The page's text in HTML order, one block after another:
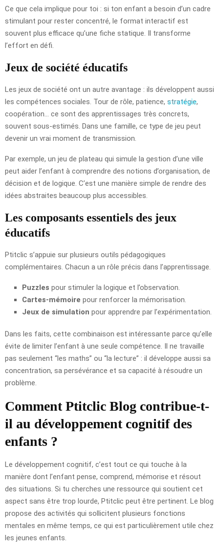
Ce que cela implique pour toi : si ton enfant a besoin d’un cadre
stimulant pour rester concentré, le format interactif est
souvent plus efficace qu’une fiche statique. Il transforme
l’effort en défi.
Jeux de société éducatifs
Les jeux de société ont un autre avantage : ils développent aussi
les compétences sociales. Tour de rôle, patience, stratégie,
coopération… ce sont des apprentissages très concrets,
souvent sous-estimés. Dans une famille, ce type de jeu peut
devenir un vrai moment de transmission.
Par exemple, un jeu de plateau qui simule la gestion d’une ville
peut aider l’enfant à comprendre des notions d’organisation, de
décision et de logique. C’est une manière simple de rendre des
idées abstraites beaucoup plus accessibles.
Les composants essentiels des jeux
éducatifs
Ptitclic s’appuie sur plusieurs outils pédagogiques
complémentaires. Chacun a un rôle précis dans l’apprentissage.
Puzzles pour stimuler la logique et l’observation.
Cartes-mémoire pour renforcer la mémorisation.
Jeux de simulation pour apprendre par l’expérimentation.
Dans les faits, cette combinaison est intéressante parce qu’elle
évite de limiter l’enfant à une seule compétence. Il ne travaille
pas seulement “les maths” ou “la lecture” : il développe aussi sa
concentration, sa persévérance et sa capacité à résoudre un
problème.
Comment Ptitclic Blog contribue-t-
il au développement cognitif des
enfants ?
Le développement cognitif, c’est tout ce qui touche à la
manière dont l’enfant pense, comprend, mémorise et résout
des situations. Si tu cherches une ressource qui soutient cet
aspect sans être trop lourde, Ptitclic peut être pertinent. Le blog
propose des activités qui sollicitent plusieurs fonctions
mentales en même temps, ce qui est particulièrement utile chez
les jeunes enfants.